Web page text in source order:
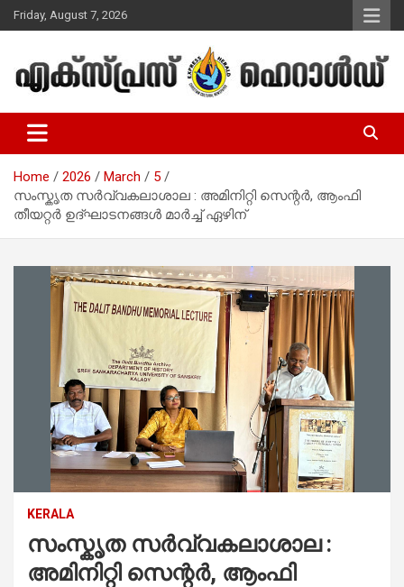
Skip
to
Friday, August 7, 2026
Express Herald – Malayalam
Christian News
Home 2026 March
5
സംസ്കൃത സര്‍വ്വകലാശാല : അമിനിറ്റി സെന്റര്‍, ആംഫി
തീയറ്റര്‍ ഉദ്ഘാടനങ്ങള്‍ മാര്‍ച്ച് ഏഴിന്
KERALA
സംസ്കൃത സര്‍വ്വകലാശാല :
അമിനിറ്റി സെന്റര്‍, ആംഫി